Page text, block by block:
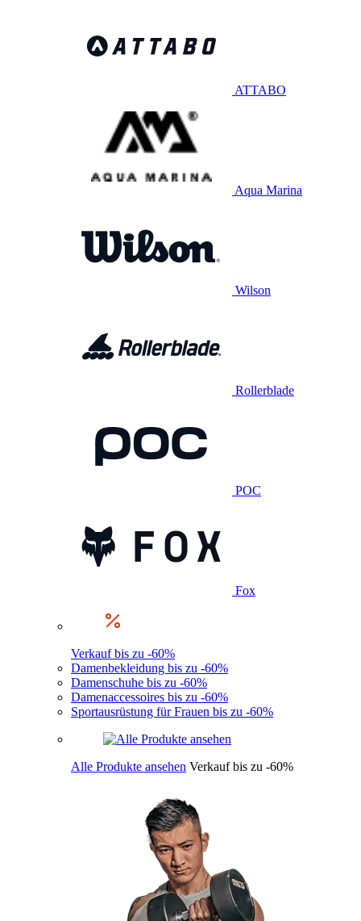
ATTABO
Aqua Marina
Wilson
Rollerblade
POC
Fox
Verkauf bis zu -60%
Damenbekleidung bis zu -60%
Damenschuhe bis zu -60%
Damenaccessoires bis zu -60%
Sportausrüstung für Frauen bis zu -60%
Alle Produkte ansehen Verkauf bis zu -60%